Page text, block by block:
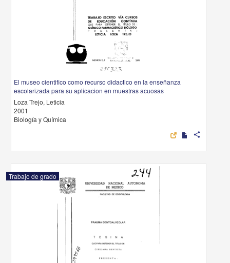
El museo cientifico como recurso didactico en la enseñanza
escolarizada para su aplicacion en muestras acuosas
Loza Trejo, Leticia
2001
Biología y Química
share
Trabajo de grado